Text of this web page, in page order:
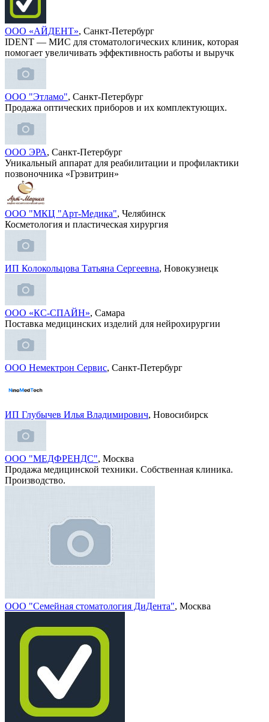
ООО «АЙДЕНТ», Санкт-Петербург
IDENT — МИС для стоматологических клиник, которая
помогает увеличивать эффективность работы и выручк
ООО "Этламо", Санкт-Петербург
Продажа оптических приборов и их комплектующих.
ООО ЭРА, Санкт-Петербург
Уникальный аппарат для реабилитации и профилактики
позвоночника «Грэвитрин»
ООО "МКЦ "Арт-Медика", Челябинск
Косметология и пластическая хирургия
ИП Колокольцова Татьяна Сергеевна, Новокузнецк
ООО «КС-СПАЙН», Самара
Поставка медицинских изделий для нейрохирургии
ООО Немектрон Сервис, Санкт-Петербург
ИП Глубычев Илья Владимирович, Новосибирск
ООО "МЕДФРЕНДС", Москва
Продажа медицинской техники. Собственная клиника.
Производство.
ООО "Семейная стоматология ДиДента", Москва